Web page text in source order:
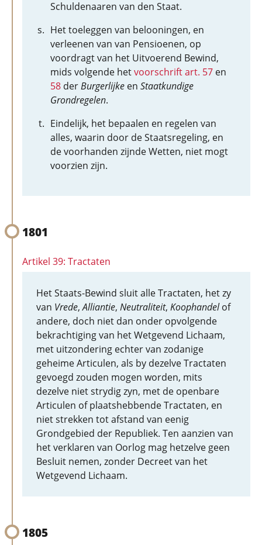
Schuldenaaren van den Staat.
Het toeleggen van belooningen, en
verleenen van van Pensioenen, op
voordragt van het Uitvoerend Bewind,
mids volgende hetvoorschrift art. 57 en
58 derBurgerlijke en Staatkundige
Grondregelen.
Eindelijk, het bepaalen en regelen van
alles, waarin door de Staatsregeling, en
de voorhanden zijnde Wetten, niet mogt
voorzien zijn.
1801
Artikel 39: Tractaten
Het Staats-Bewind sluit alle Tractaten, het zy
van Vrede,Alliantie, Neutraliteit, Koophandelof
andere, doch niet dan onder opvolgende
bekrachtiging van het Wetgevend Lichaam,
met uitzondering echter van zodanige
geheime Articulen, als by dezelve Tractaten
gevoegd zouden mogen worden, mits
dezelve niet strydig zyn, met de openbare
Articulen of plaatshebbende Tractaten, en
niet strekken tot afstand van eenig
Grondgebied der Republiek. Ten aanzien van
het verklaren van Oorlog mag hetzelve geen
Besluit nemen, zonder Decreet van het
Wetgevend Lichaam.
1805